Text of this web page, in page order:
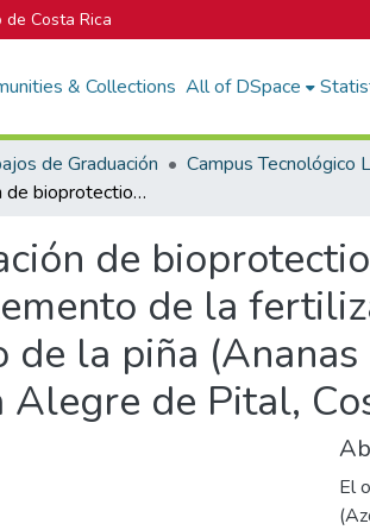
Costa Rica
& Collections All of DSpace
de Graduación
Evaluación de bioprotection azv-c (Azotobacter choococcum) como complemento de la fertilización nitrogenada para el crecimiento del cultivo de la piña (Ananas comosus var. comosus) híbrido md-2 en Piedra Alegre de Pital, Costa Rica
de
de la
de la piña
Alegre de Pital,
El